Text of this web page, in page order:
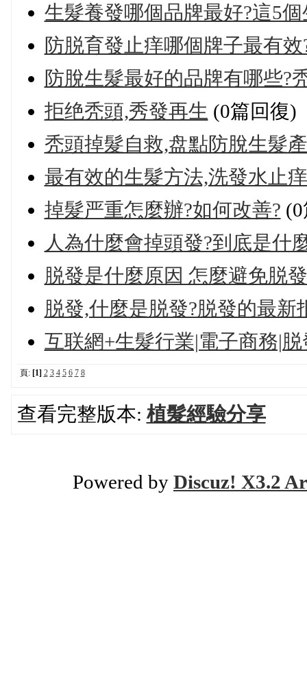
生髮養發哪個品牌最好?這5
防脱育發止痒哪個牌子最有
防脫生髮最好的品牌有哪些?
拒绝秃頭,秀發再生 (0篇回復)
秃頭掉髮自救,盘點防脫生髮
最有效的生髮方法,洗發水止
掉髮严重怎麼辦?如何改善?
人為什麼會掉頭發?到底是什
脱發是什麼原因 怎麼避免脱
脱發,什麼是脱發?脱發的最新
互联網+生髮行業|電子商務|
頁: [1] 2 3 4 5 6 7 8
查看完整版本: 植髮經驗分享
Powered by Discuz! X3.2